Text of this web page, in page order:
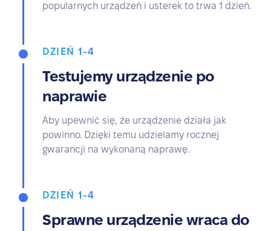
popularnych urządzeń i usterek to trwa 1 dzień.
DZIEŃ 1-4
Testujemy urządzenie po
naprawie
Aby upewnić się, że urządzenie działa jak
powinno. Dzięki temu udzielamy rocznej
gwarancji na wykonaną naprawę.
DZIEŃ 1-4
Sprawne urządzenie wraca do